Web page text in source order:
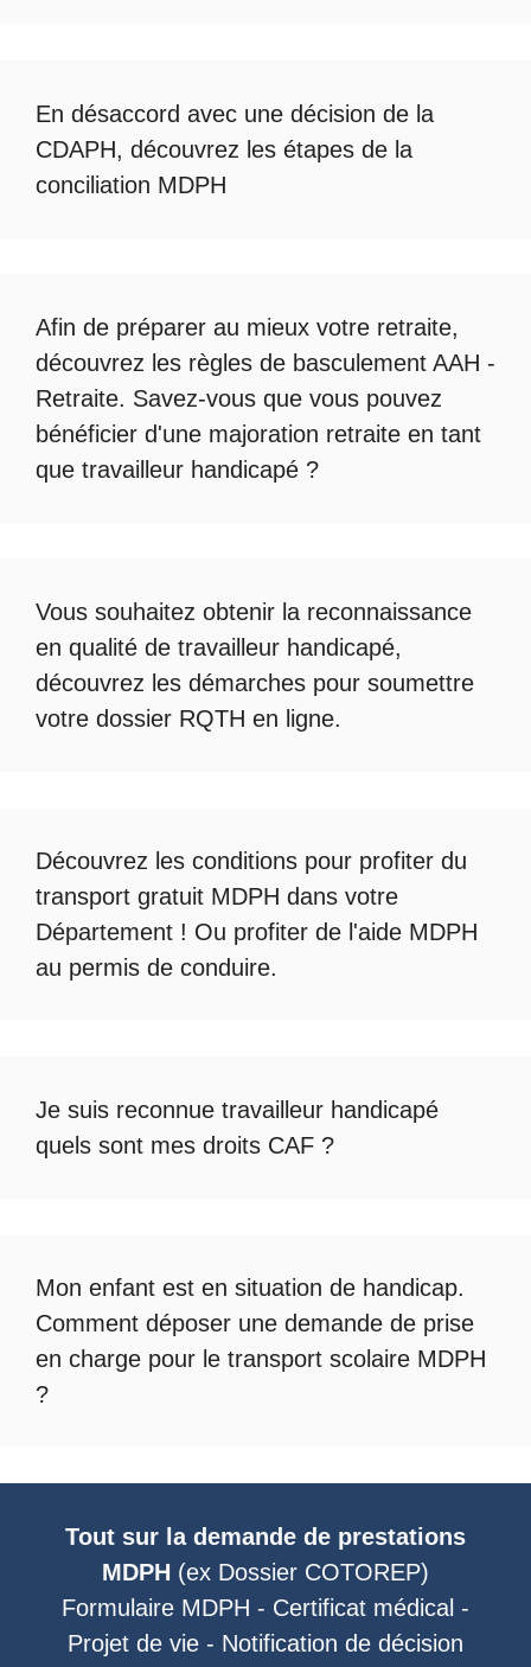
En désaccord avec une décision de la
CDAPH, découvrez les étapes de la
conciliation MDPH
Afin de préparer au mieux votre retraite,
découvrez les règles de basculement AAH -
Retraite. Savez-vous que vous pouvez
bénéficier d'une majoration retraite en tant
que travailleur handicapé ?
Vous souhaitez obtenir la reconnaissance
en qualité de travailleur handicapé,
découvrez les démarches pour soumettre
votre dossier RQTH en ligne.
Découvrez les conditions pour profiter du
transport gratuit MDPH dans votre
Département ! Ou profiter de l'aide MDPH
au permis de conduire.
Je suis reconnue travailleur handicapé
quels sont mes droits CAF ?
Mon enfant est en situation de handicap.
Comment déposer une demande de prise
en charge pour le transport scolaire MDPH
?
Tout sur la demande de prestations
MDPH (ex Dossier COTOREP)
Formulaire MDPH - Certificat médical -
Projet de vie - Notification de décision